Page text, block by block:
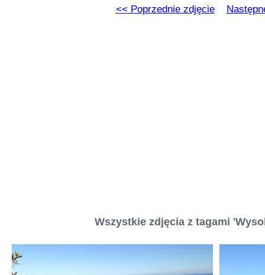
<< Poprzednie zdjęcie
Wszystkie zdjęcia z tagami